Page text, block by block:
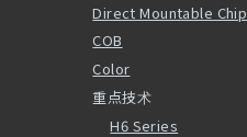
Direct Mountable Chip
COB
Color
重点技术
H6 Series